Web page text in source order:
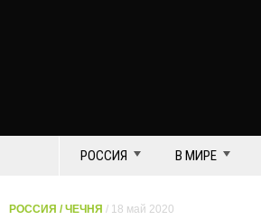
РОССИЯ В МИРЕ
РОССИЯ /ЧЕЧНЯ / 18 май 2020